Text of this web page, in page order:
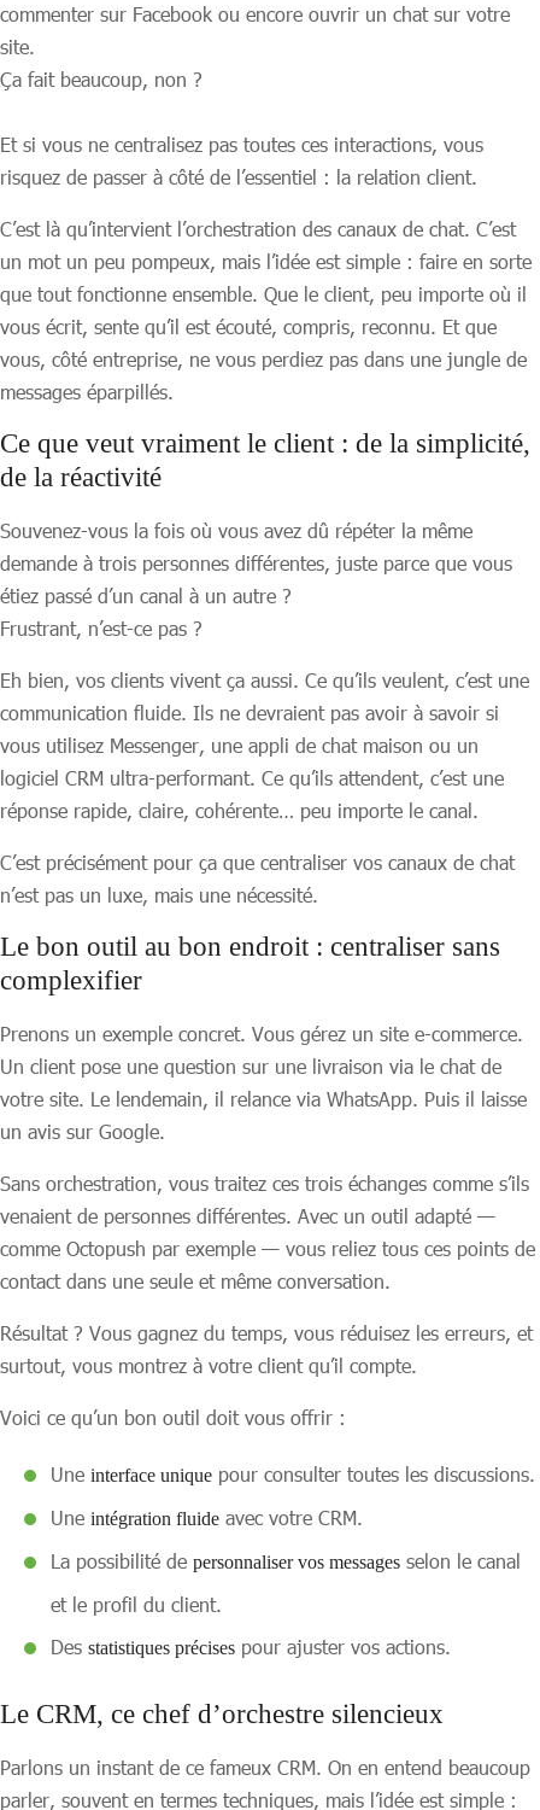
commenter sur Facebook ou encore ouvrir un chat sur votre
site.
Ça fait beaucoup, non ?
Et si vous ne centralisez pas toutes ces interactions, vous
risquez de passer à côté de l’essentiel : la relation client.
C’est là qu’intervient l’orchestration des canaux de chat. C’est
un mot un peu pompeux, mais l’idée est simple : faire en sorte
que tout fonctionne ensemble. Que le client, peu importe où il
vous écrit, sente qu’il est écouté, compris, reconnu. Et que
vous, côté entreprise, ne vous perdiez pas dans une jungle de
messages éparpillés.
Ce que veut vraiment le client : de la simplicité,
de la réactivité
Souvenez-vous la fois où vous avez dû répéter la même
demande à trois personnes différentes, juste parce que vous
étiez passé d’un canal à un autre ?
Frustrant, n’est-ce pas ?
Eh bien, vos clients vivent ça aussi. Ce qu’ils veulent, c’est une
communication fluide. Ils ne devraient pas avoir à savoir si
vous utilisez Messenger, une appli de chat maison ou un
logiciel CRM ultra-performant. Ce qu’ils attendent, c’est une
réponse rapide, claire, cohérente… peu importe le canal.
C’est précisément pour ça que centraliser vos canaux de chat
n’est pas un luxe, mais une nécessité.
Le bon outil au bon endroit : centraliser sans
complexifier
Prenons un exemple concret. Vous gérez un site e-commerce.
Un client pose une question sur une livraison via le chat de
votre site. Le lendemain, il relance via WhatsApp. Puis il laisse
un avis sur Google.
Sans orchestration, vous traitez ces trois échanges comme s’ils
venaient de personnes différentes. Avec un outil adapté —
comme Octopush par exemple — vous reliez tous ces points de
contact dans une seule et même conversation.
Résultat ? Vous gagnez du temps, vous réduisez les erreurs, et
surtout, vous montrez à votre client qu’il compte.
Voici ce qu’un bon outil doit vous offrir :
Une interface unique pour consulter toutes les discussions.
Une intégration fluide avec votre CRM.
La possibilité de personnaliser vos messages selon le canal
et le profil du client.
Des statistiques précises pour ajuster vos actions.
Le CRM, ce chef d’orchestre silencieux
Parlons un instant de ce fameux CRM. On en entend beaucoup
parler, souvent en termes techniques, mais l’idée est simple :